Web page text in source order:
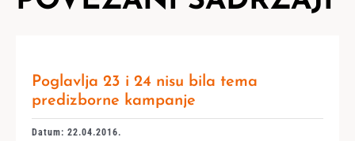
Poglavlja 23 i 24 nisu bila tema
predizborne kampanje
Datum: 22.04.2016.